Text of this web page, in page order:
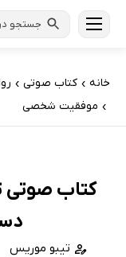
جستجو در
خانه › کتاب‌ صوتی ›
› موفقیت شخصی
کتاب صوتی
تیبو موریس